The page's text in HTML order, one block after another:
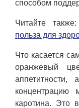
способом
Читайте
польза для
Что касается
оранжевый
концентрацию
каротина. Это